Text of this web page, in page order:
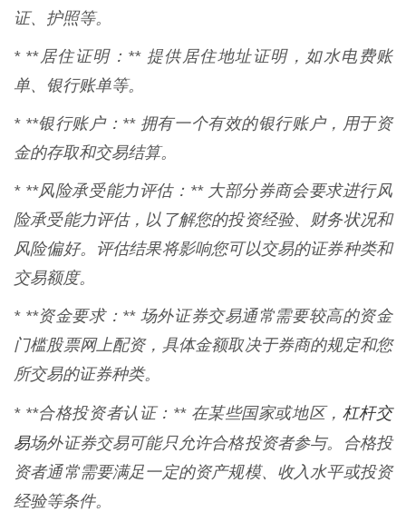
证、护照等。
* **居住证明：** 提供居住地址证明，如水电费账
单、银行账单等。
* **银行账户：** 拥有一个有效的银行账户，用于资
金的存取和交易结算。
* **风险承受能力评估：** 大部分券商会要求进行风
险承受能力评估，以了解您的投资经验、财务状况和
风险偏好。评估结果将影响您可以交易的证券种类和
交易额度。
* **资金要求：** 场外证券交易通常需要较高的资金
门槛股票网上配资，具体金额取决于券商的规定和您
所交易的证券种类。
* **合格投资者认证：** 在某些国家或地区， 杠杆交
易场外证券交易可能只允许合格投资者参与。合格投
资者通常需要满足一定的资产规模、收入水平或投资
经验等条件。